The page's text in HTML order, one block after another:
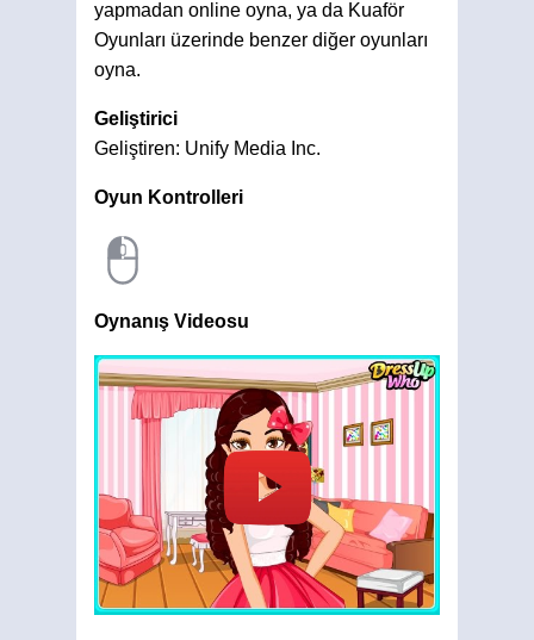
yapmadan online oyna, ya da Kuaför
Oyunları üzerinde benzer diğer oyunları
oyna.
Geliştirici
Geliştiren: Unify Media Inc.
Oyun Kontrolleri
Oynanış Videosu